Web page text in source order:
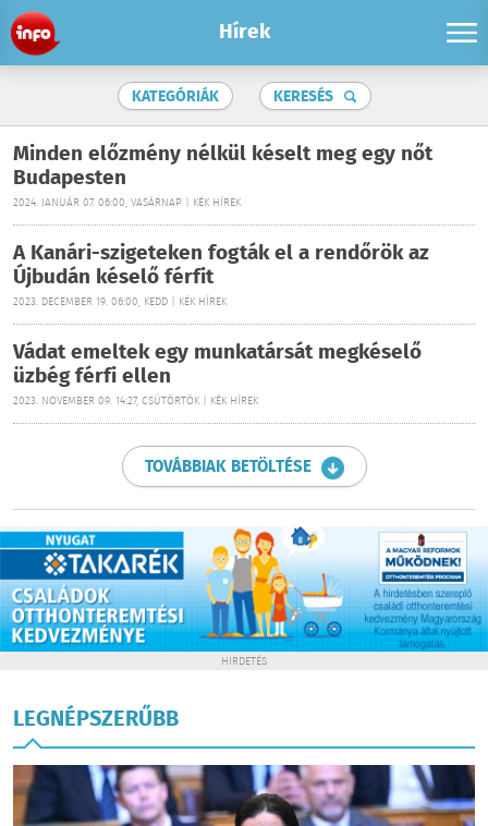
Hírek
KATEGÓRIÁK KERESÉS
Minden előzmény nélkül késelt meg egy nőt
Budapesten
2024. JANUÁR 07. 06:00, VASÁRNAP | KÉK HÍREK
A Kanári-szigeteken fogták el a rendőrök az
Újbudán késelő férfit
2023. DECEMBER 19. 06:00, KEDD | KÉK HÍREK
Vádat emeltek egy munkatársát megkéselő
üzbég férfi ellen
2023. NOVEMBER 09. 14:27, CSÜTÖRTÖK | KÉK HÍREK
TOVÁBBIAK BETÖLTÉSE
HIRDETÉS
LEGNÉPSZERŰBB